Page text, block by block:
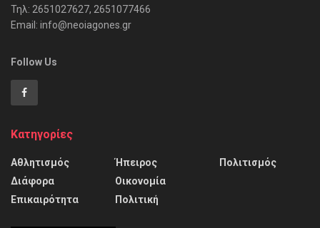
Τηλ: 2651027627, 2651077466
Email: info@neoiagones.gr
Follow Us
Κατηγορίες
Αθλητισμός
Διάφορα
Επικαιρότητα
Ήπειρος
Οικονομία
Πολιτική
Πολιτισμός